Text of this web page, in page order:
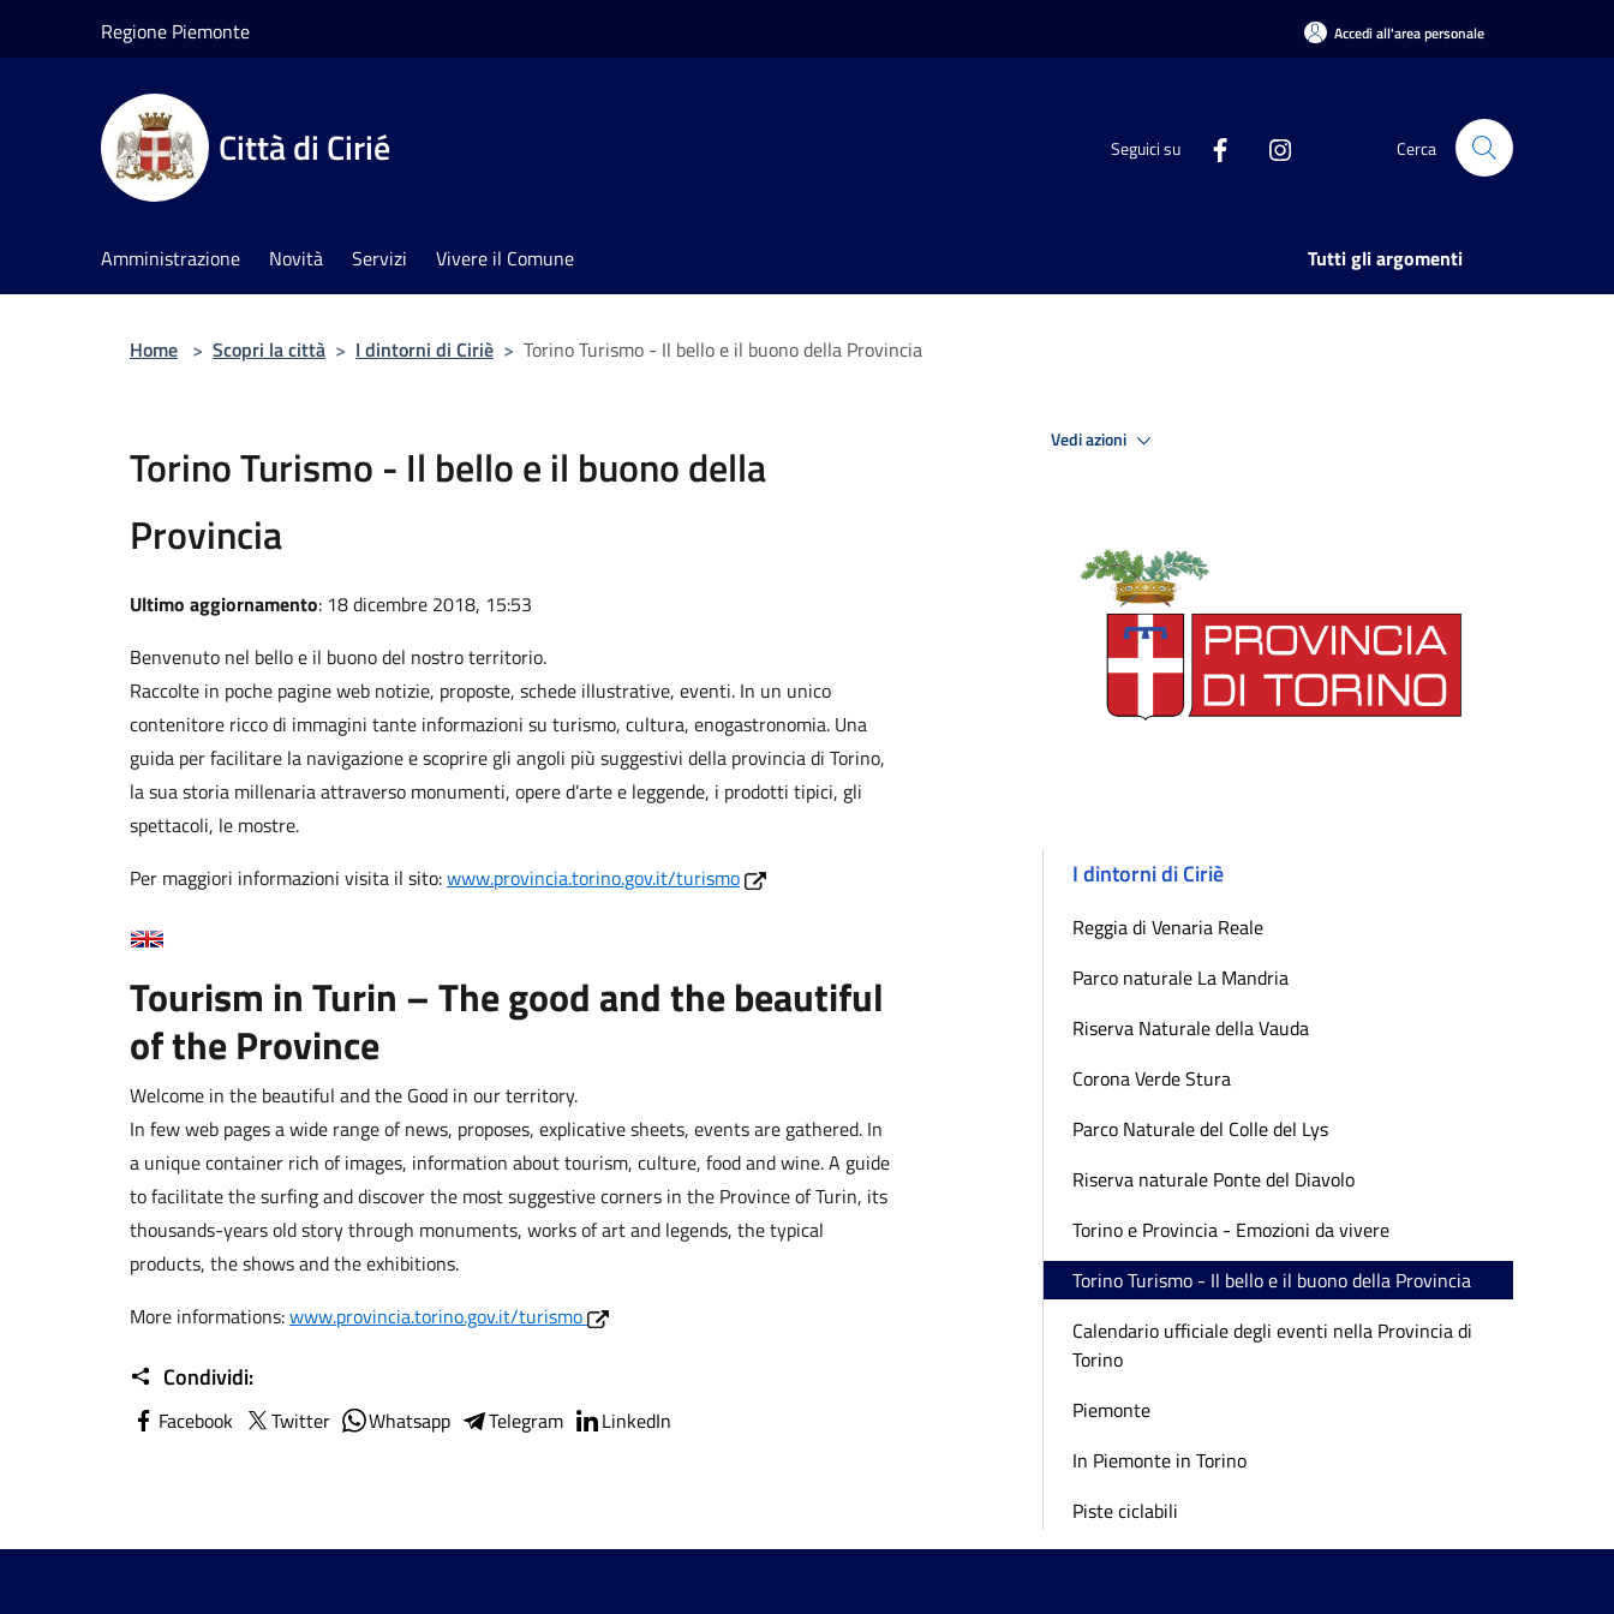
Regione Piemonte Accedi all'area personale
Città di Cirié Seguici su Cerca
Amministrazione Novità Servizi Vivere il Comune Tutti gli argomenti
Home > Scopri la città > I dintorni di Ciriè > Torino Turismo - Il bello e il buono della Provincia
Torino Turismo - Il bello e il buono della
Provincia
Ultimo aggiornamento: 18 dicembre 2018, 15:53
Benvenuto nel bello e il buono del nostro territorio.
Raccolte in poche pagine web notizie, proposte, schede illustrative, eventi. In un unico
contenitore ricco di immagini tante informazioni su turismo, cultura, enogastronomia. Una
guida per facilitare la navigazione e scoprire gli angoli più suggestivi della provincia di Torino,
la sua storia millenaria attraverso monumenti, opere d’arte e leggende, i prodotti tipici, gli
spettacoli, le mostre.
Per maggiori informazioni visita il sito:www.provincia.torino.gov.it/turismo
Tourism in Turin – The good and the beautiful
of the Province
Welcome in the beautiful and the Good in our territory.
In few web pages a wide range of news, proposes, explicative sheets, events are gathered. In
a unique container rich of images, information about tourism, culture, food and wine. A guide
to facilitate the surfing and discover the most suggestive corners in the Province of Turin, its
thousands-years old story through monuments, works of art and legends, the typical
products, the shows and the exhibitions.
More informations:www.provincia.torino.gov.it/turismo
Condividi:
Facebook Twitter Whatsapp Telegram LinkedIn
Vedi azioni
I dintorni di Ciriè
Reggia di Venaria Reale
Parco naturale La Mandria
Riserva Naturale della Vauda
Corona Verde Stura
Parco Naturale del Colle del Lys
Riserva naturale Ponte del Diavolo
Torino e Provincia - Emozioni da vivere
Torino Turismo - Il bello e il buono della Provincia
Calendario ufficiale degli eventi nella Provincia di
Torino
Piemonte
In Piemonte in Torino
Piste ciclabili